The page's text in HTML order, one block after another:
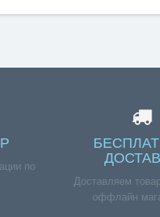
по
Доставляем
оффлайн